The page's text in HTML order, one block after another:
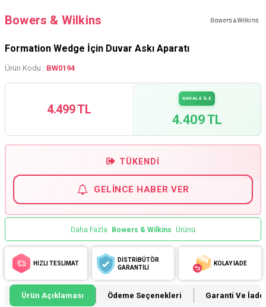
Bowers & Wilkins
Formation Wedge İçin Duvar Askı Aparatı
Ürün Kodu : BW0194
4.499 TL
HAVALE İLE
4.409 TL
TÜKENDI
GELINCE HABER VER
Daha Fazla Bowers & Wilkins Ürünü
HIZLI TESLİMAT
DİSTRİBÜTÖR
GARANTİLİ
KOLAY İADE
Ürün Açıklaması Ödeme Seçenekleri Garanti Ve İade